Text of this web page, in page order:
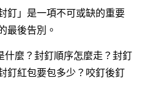
釘」是一項不可或缺的重要
最後告別。
什麼？封釘順序怎麼走？封釘
釘紅包要包多少？咬釘後釘